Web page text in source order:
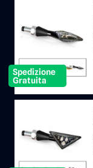
Spedizione
Gratuita